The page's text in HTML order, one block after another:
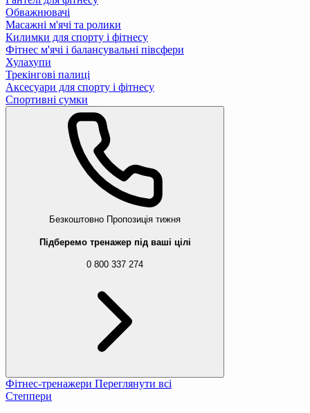
Обважнювачі
Масажні м'ячі та ролики
Килимки для спорту і фітнесу
Фітнес м'ячі і балансувальні півсфери
Хулахупи
Трекінгові палиці
Аксесуари для спорту і фітнесу
Спортивні сумки
Безкоштовно Пропозиція тижня
Підберемо тренажер під ваші цілі
0 800 337 274
Фітнес-тренажери Переглянути всі
Степпери